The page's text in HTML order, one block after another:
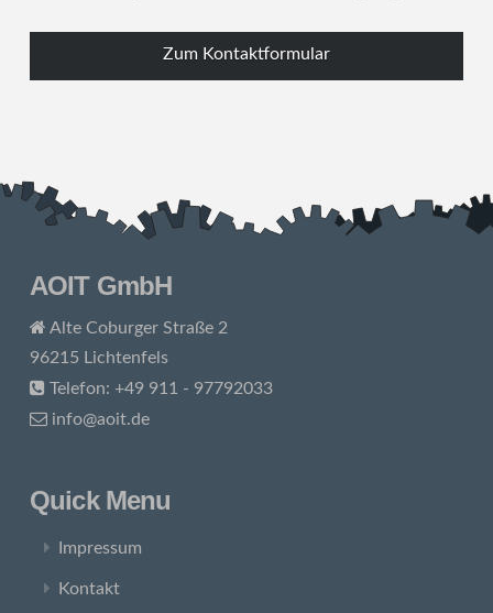
Zum Kontaktformular
AOIT GmbH
Alte Coburger Straße 2
96215 Lichtenfels
Telefon: +49 911 - 97792033
info@aoit.de
Quick Menu
Impressum
Kontakt